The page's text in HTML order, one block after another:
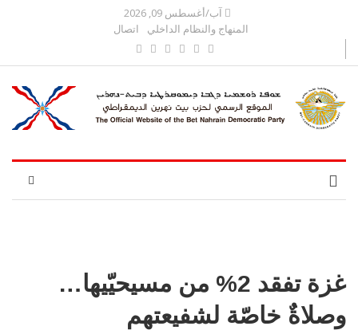
آب/أغسطس 09, 2026
المنهاج والنظام الداخلي
اتصال
غزة تفقد 2% من مسيحيّيها…
وصلاةٌ خاصّة لشفيعتهم